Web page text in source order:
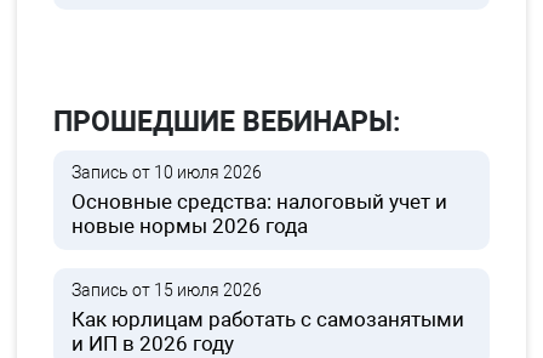
ПРОШЕДШИЕ ВЕБИНАРЫ:
Запись от 10 июля 2026
Основные средства: налоговый учет и
новые нормы 2026 года
Запись от 15 июля 2026
Как юрлицам работать с самозанятыми
и ИП в 2026 году